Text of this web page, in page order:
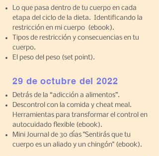
Lo que pasa dentro de tu cuerpo en cada
etapa del ciclo de la dieta. Identificando la
restricción en mi cuerpo (ebook).
Tipos de restricción y consecuencias en tu
cuerpo.
El peso del peso (set point).
Detrás de la “adicción a alimentos”.
Descontrol con la comida y cheat meal.
Herramientas para transformar el control en
autocuidado flexible (ebook).
Mini Journal de 30 días "Sentirás que tu
cuerpo es un aliado y un chingón" (ebook).
29 de octubre del 2022